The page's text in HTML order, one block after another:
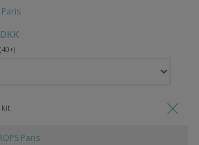
Paris
kit
Paris